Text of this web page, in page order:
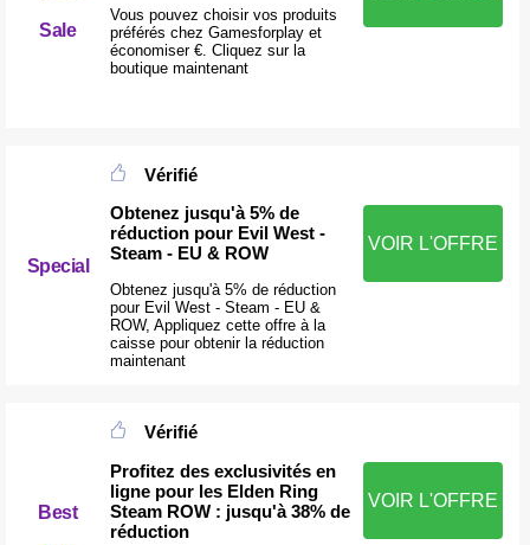
Sale
Vous pouvez choisir vos produits
préférés chez Gamesforplay et
économiser €. Cliquez sur la
boutique maintenant
Special
Vérifié
Obtenez jusqu'à 5% de
réduction pour Evil West -
Steam - EU & ROW
Obtenez jusqu'à 5% de réduction
pour Evil West - Steam - EU &
ROW, Appliquez cette offre à la
caisse pour obtenir la réduction
maintenant
VOIR L'OFFRE
Best
Vérifié
Profitez des exclusivités en
ligne pour les Elden Ring
Steam ROW : jusqu'à 38% de
réduction
VOIR L'OFFRE